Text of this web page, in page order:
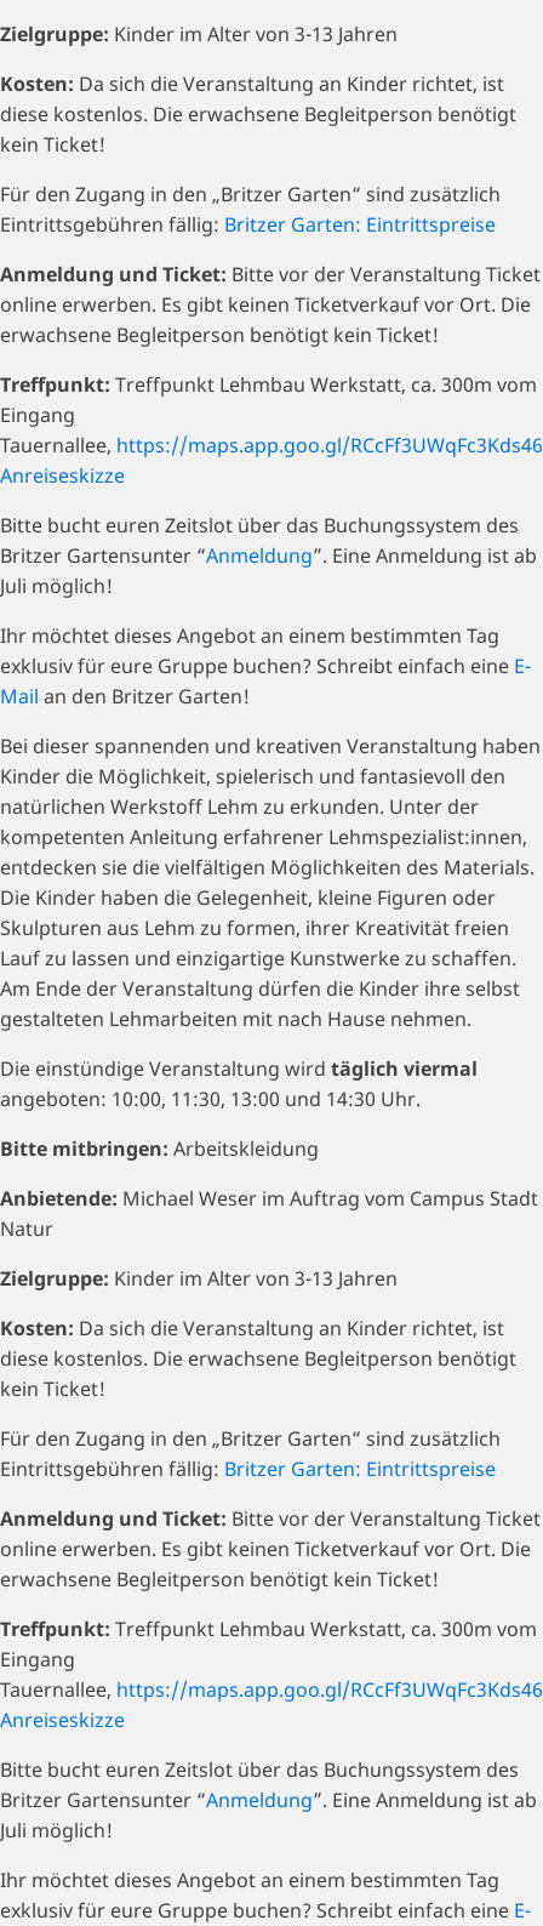
Zielgruppe: Kinder im Alter von 3-13 Jahren
Kosten: Da sich die Veranstaltung an Kinder richtet, ist
diese kostenlos. Die erwachsene Begleitperson benötigt
kein Ticket!
Für den Zugang in den „Britzer Garten“ sind zusätzlich
Eintrittsgebühren fällig: Britzer Garten: Eintrittspreise
Anmeldung und Ticket: Bitte vor der Veranstaltung Ticket
online erwerben. Es gibt keinen Ticketverkauf vor Ort. Die
erwachsene Begleitperson benötigt kein Ticket!
Treffpunkt: Treffpunkt Lehmbau Werkstatt, ca. 300m vom
Eingang
Tauernallee, https://maps.app.goo.gl/RCcFf3UWqFc3Kds46
Anreiseskizze
Bitte bucht euren Zeitslot über das Buchungssystem des
Britzer Gartensunter “Anmeldung”. Eine Anmeldung ist ab
Juli möglich!
Ihr möchtet dieses Angebot an einem bestimmten Tag
exklusiv für eure Gruppe buchen? Schreibt einfach eine E-
Mail an den Britzer Garten!
Bei dieser spannenden und kreativen Veranstaltung haben
Kinder die Möglichkeit, spielerisch und fantasievoll den
natürlichen Werkstoff Lehm zu erkunden. Unter der
kompetenten Anleitung erfahrener Lehmspezialist:innen,
entdecken sie die vielfältigen Möglichkeiten des Materials.
Die Kinder haben die Gelegenheit, kleine Figuren oder
Skulpturen aus Lehm zu formen, ihrer Kreativität freien
Lauf zu lassen und einzigartige Kunstwerke zu schaffen.
Am Ende der Veranstaltung dürfen die Kinder ihre selbst
gestalteten Lehmarbeiten mit nach Hause nehmen.
Die einstündige Veranstaltung wird täglich viermal
angeboten: 10:00, 11:30, 13:00 und 14:30 Uhr.
Bitte mitbringen: Arbeitskleidung
Anbietende: Michael Weser im Auftrag vom Campus Stadt
Natur
Zielgruppe: Kinder im Alter von 3-13 Jahren
Kosten: Da sich die Veranstaltung an Kinder richtet, ist
diese kostenlos. Die erwachsene Begleitperson benötigt
kein Ticket!
Für den Zugang in den „Britzer Garten“ sind zusätzlich
Eintrittsgebühren fällig: Britzer Garten: Eintrittspreise
Anmeldung und Ticket: Bitte vor der Veranstaltung Ticket
online erwerben. Es gibt keinen Ticketverkauf vor Ort. Die
erwachsene Begleitperson benötigt kein Ticket!
Treffpunkt: Treffpunkt Lehmbau Werkstatt, ca. 300m vom
Eingang
Tauernallee, https://maps.app.goo.gl/RCcFf3UWqFc3Kds46
Anreiseskizze
Bitte bucht euren Zeitslot über das Buchungssystem des
Britzer Gartensunter “Anmeldung”. Eine Anmeldung ist ab
Juli möglich!
Ihr möchtet dieses Angebot an einem bestimmten Tag
exklusiv für eure Gruppe buchen? Schreibt einfach eine E-